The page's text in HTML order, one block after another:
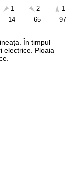
1
14
2
65
1
97
În timpul
electrice. Ploaia